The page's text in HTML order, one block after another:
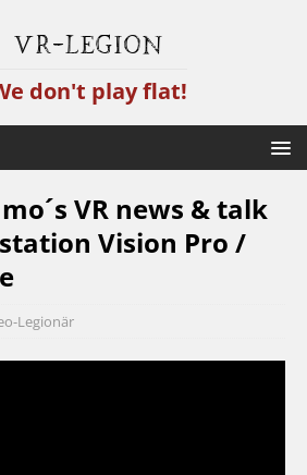
VR-Legion
don't play flat!
VR news & talk
Vision Pro /
Legionär